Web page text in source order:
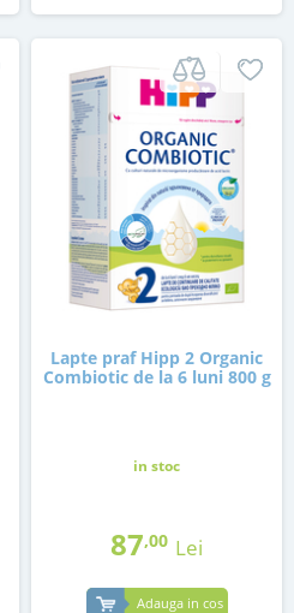
Lapte praf Hipp 2 Organic
Combiotic de la 6 luni 800 g
in stoc
87,00 Lei
Adauga in cos